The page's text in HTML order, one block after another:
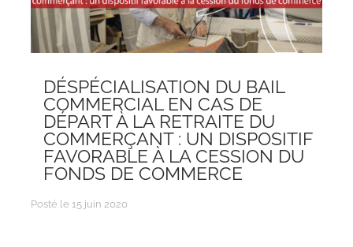
DÉSPÉCIALISATION DU BAIL
COMMERCIAL EN CAS DE
DÉPART À LA RETRAITE DU
COMMERÇANT : UN DISPOSITIF
FAVORABLE À LA CESSION DU
FONDS DE COMMERCE
Posté le 15 juin 2020